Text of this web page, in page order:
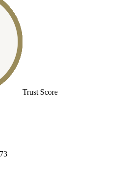
Trust Score